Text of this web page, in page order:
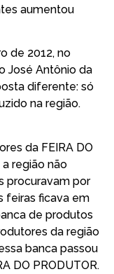
aumentou
de 2012, no
José Antônio da
diferente: só
na região.
da FEIRA DO
região não
procuravam por
feiras ficava em
de produtos
da região
banca passou
DO PRODUTOR.